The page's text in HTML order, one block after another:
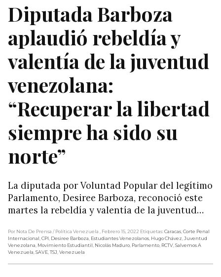
Diputada Barboza
aplaudió rebeldía y
valentía de la juventud
venezolana:
“Recuperar la libertad
siempre ha sido su
norte”
La diputada por Voluntad Popular del legítimo
Parlamento, Desiree Barboza, reconoció este
martes la rebeldía y valentía de la juventud…
Por Nota De Prensa / Política Venezuela , Febrero 15, 2022 Etiquetas:Caracas,Corte Penal
Internacional,CPI, Desiree Barboza, Estudiantes Venezolanos, Hugo Chávez,Juventud
Venezolana, Movimiento Estudiantil, Nicolás Maduro, Parlamento, RCTV,Salvemos A
Venezuela,SAVE,TSJ,Venezuela